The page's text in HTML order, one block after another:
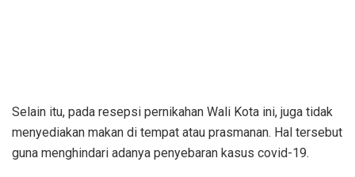
Selain itu, pada resepsi pernikahan Wali Kota ini, juga tidak
menyediakan makan di tempat atau prasmanan. Hal tersebut
guna menghindari adanya penyebaran kasus covid-19.